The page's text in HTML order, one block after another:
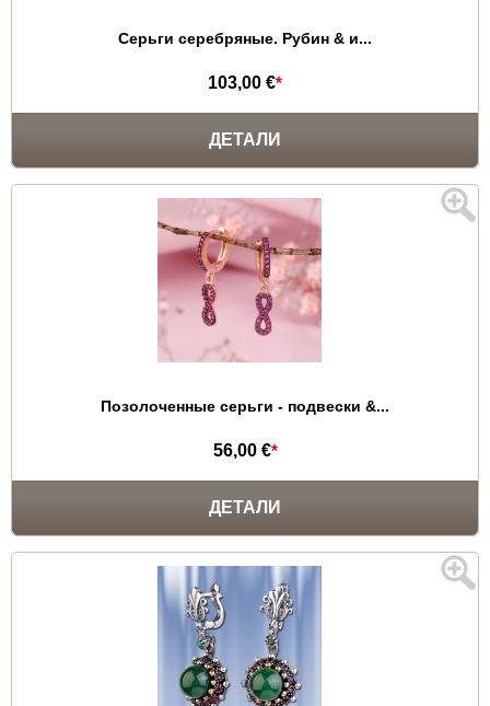
Серьги серебряные. Рубин & и...
103,00 €*
ДЕТАЛИ
Позолоченные серьги - подвески &...
56,00 €*
ДЕТАЛИ